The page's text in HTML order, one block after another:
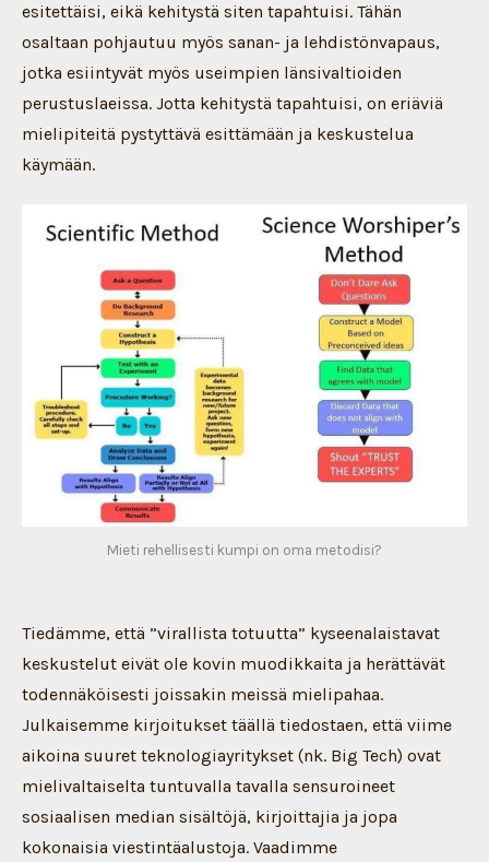
esitettäisi, eikä kehitystä siten tapahtuisi. Tähän
osaltaan pohjautuu myös sanan- ja lehdistönvapaus,
jotka esiintyvät myös useimpien länsivaltioiden
perustuslaeissa. Jotta kehitystä tapahtuisi, on eriäviä
mielipiteitä pystyttävä esittämään ja keskustelua
käymään.
Mieti rehellisesti kumpi on oma metodisi?
Tiedämme, että ”virallista totuutta” kyseenalaistavat
keskustelut eivät ole kovin muodikkaita ja herättävät
todennäköisesti joissakin meissä mielipahaa.
Julkaisemme kirjoitukset täällä tiedostaen, että viime
aikoina suuret teknologiayritykset (nk. Big Tech) ovat
mielivaltaiselta tuntuvalla tavalla sensuroineet
sosiaalisen median sisältöjä, kirjoittajia ja jopa
kokonaisia viestintäalustoja. Vaadimme